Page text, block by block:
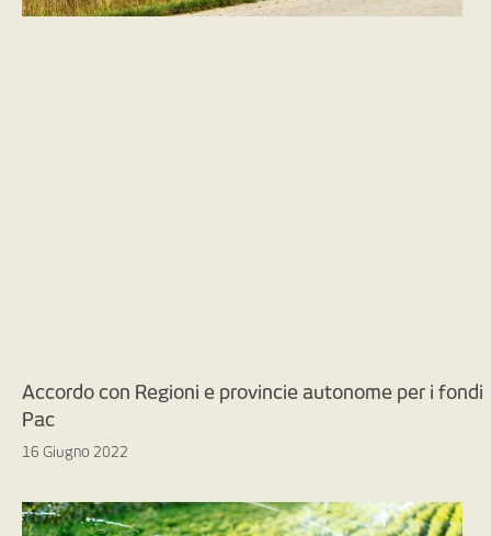
Accordo con Regioni e provincie autonome per i fondi
Pac
16 Giugno 2022